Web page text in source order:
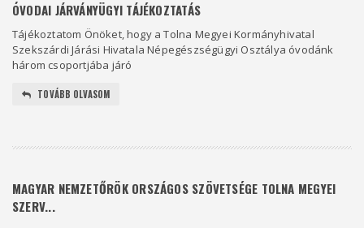
ÓVODAI JÁRVÁNYÜGYI TÁJÉKOZTATÁS
Tájékoztatom Önöket, hogy a Tolna Megyei Kormányhivatal
Szekszárdi Járási Hivatala Népegészségügyi Osztálya óvodánk
három csoportjába járó
TOVÁBB OLVASOM
MAGYAR NEMZETŐRÖK ORSZÁGOS SZÖVETSÉGE TOLNA MEGYEI
SZERV...